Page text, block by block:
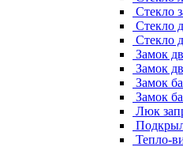
Стекло
Стекло
Стекло
Замок
Замок
Замок
Замок
Люк
Тепло-